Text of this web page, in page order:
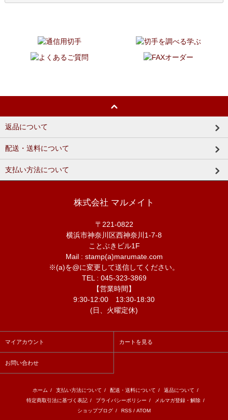
返品について
配送・送料について
支払い方法について
株式会社 マルメイト
〒221-0822
横浜市神奈川区西神奈川1-7-8
ことぶきビル1F
Mail : stamp(a)marumate.com
※(a)を@に変更して送信してください。
TEL : 045-323-3869
【営業時間】
9:30-12:00 13:30-18:30
(日、火曜定休)
マイアカウント カートを見る
お問い合わせ
ホーム / 支払い方法について / 配送・送料について / 返品について /
特定商取引法に基づく表記 / プライバシーポリシー / メルマガ登録・解除 /
ショップブログ / RSS / ATOM